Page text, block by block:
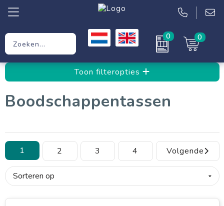
0 0
Werkkleding
Kleding
Toon filteropties
Boodschappentassen
1 2 3 4 Volgende